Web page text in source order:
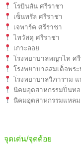
โรบินสัน ศรีราชา
เซ็นทรัล ศรีราชา
เจพาร์ค ศรีราชา
ไทวัสดุ ศรีราชา
เกาะลอย
โรงพยาบาลพญาไท ศ
โรงพยาบาลสมเด็จพร
โรงพยาบาลวิภาราม
นิคมอุตสาหกรรมปิ่นทอ
นิคมอุตสาหกรรมแหล
จุดเด่น/จุดด้อย